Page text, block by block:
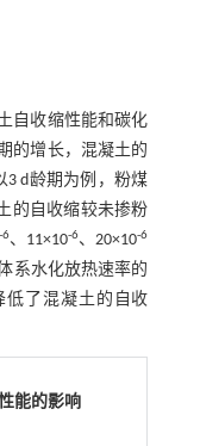
自收缩性能和碳化
的增长，混凝土的
3 d龄期为例，粉煤
的自收缩较未掺粉
6、11×10-6、20×10-6
系水化放热速率的
低了混凝土的自收
能的影响